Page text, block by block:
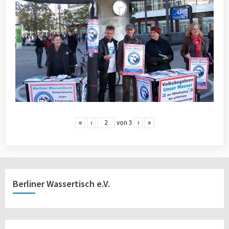
« ‹ von 3 › »
Berliner Wassertisch e.V.